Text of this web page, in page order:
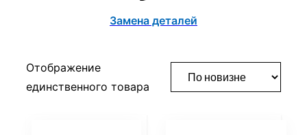
Замена деталей
Отображение
единственного товара